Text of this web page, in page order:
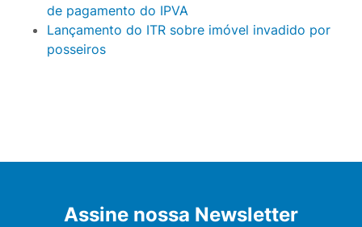
de pagamento do IPVA
Lançamento do ITR sobre imóvel invadido por
posseiros
Assine nossa Newsletter